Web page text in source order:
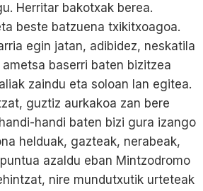
Herritar bakotxak berea.
beste batzuena txikitxoagoa.
egin jatan, adibidez, neskatila
baserri baten bizitzea
zaindu eta soloan lan egitea.
guztiz aurkakoa zan bere
handi baten bizi gura izango
helduak, gazteak, nerabeak,
azaldu eban Mintzodromo
nire mundutxutik urteteak